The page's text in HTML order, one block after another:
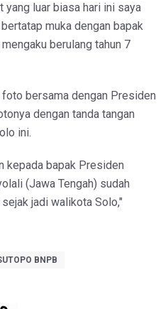
yang luar biasa hari ini saya
muka dengan bapak
berulang tahun 7
bersama dengan Presiden
dengan tanda tangan
ini.
kepada bapak Presiden
(Jawa Tengah) sudah
jadi walikota Solo,"
BNPB